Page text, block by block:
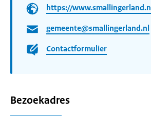
https://www.smallingerland.nl
gemeente@smallingerland.nl
Contactformulier
Bezoekadres